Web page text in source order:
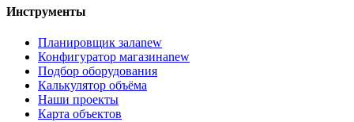
Инструменты
Планировщик залаnew
Конфигуратор магазинаnew
Подбор оборудования
Калькулятор объёма
Наши проекты
Карта объектов